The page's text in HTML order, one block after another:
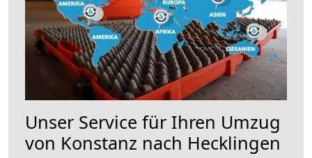
Unser Service für Ihren Umzug
von Konstanz nach Hecklingen